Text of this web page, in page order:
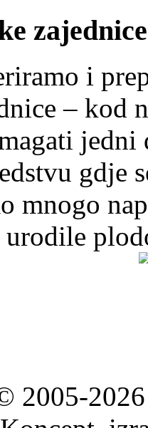
zajednice
i
– kod
gdje
mnogo
2005-